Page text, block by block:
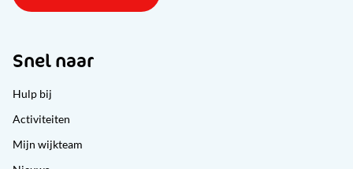
Snel naar
Hulp bij
Activiteiten
Mijn wijkteam